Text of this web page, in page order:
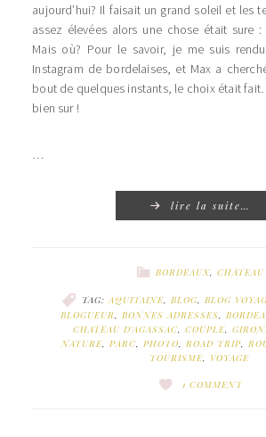
aujourd’hui? Il faisait un grand soleil et les
assez élevées alors une chose était sure
Mais où? Pour le savoir, je me suis
Instagram de bordelaises, et Max a
bout de quelques instants, le choix était
bien sur !
…
lire la suite…
BORDEAUX, CHÂTEAU
TAG: AQUITAINE BLOG BLOG
BLOGUEUR
BONNES ADRESSES
CHATEAU D'AGASSAC
COUPLE
NATURE PARC PHOTO ROAD TRIP
TOURISME
VOYAGE
1 COMMENT